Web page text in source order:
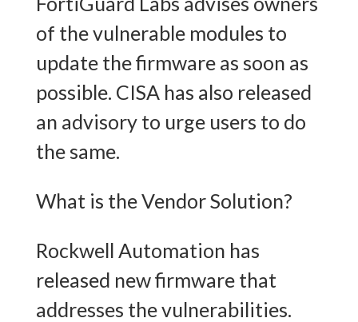
of the vulnerable modules to
update the firmware as soon as
possible. CISA has also released
an advisory to urge users to do
the same.
What is the Vendor Solution?
Rockwell Automation has
released new firmware that
addresses the vulnerabilities.